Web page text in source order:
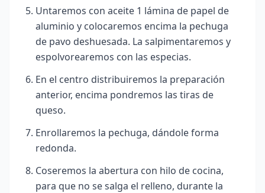
Untaremos con aceite 1 lámina de papel de
aluminio y colocaremos encima la pechuga
de pavo deshuesada. La salpimentaremos y
espolvorearemos con las especias.
En el centro distribuiremos la preparación
anterior, encima pondremos las tiras de
queso.
Enrollaremos la pechuga, dándole forma
redonda.
Coseremos la abertura con hilo de cocina,
para que no se salga el relleno, durante la